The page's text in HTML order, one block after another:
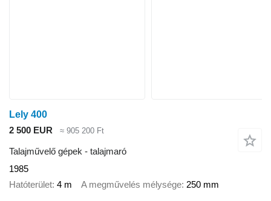
Lely 400
2 500 EUR
≈ 905 200 Ft
Talajművelő gépek - talajmaró
1985
Hatóterület 4 m A megművelés mélysége 250 mm